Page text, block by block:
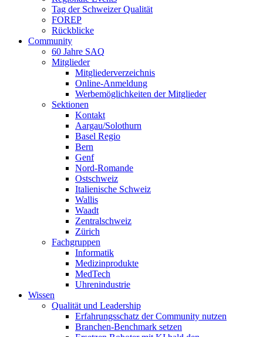
Tag der Schweizer Qualität
FOREP
Rückblicke
Community
60 Jahre SAQ
Mitglieder
Mitgliederverzeichnis
Online-Anmeldung
Werbemöglichkeiten der Mitglieder
Sektionen
Kontakt
Aargau/Solothurn
Basel Regio
Bern
Genf
Nord-Romande
Ostschweiz
Italienische Schweiz
Wallis
Waadt
Zentralschweiz
Zürich
Fachgruppen
Informatik
Medizinprodukte
MedTech
Uhrenindustrie
Wissen
Qualität und Leadership
Erfahrungsschatz der Community nutzen
Branchen-Benchmark setzen